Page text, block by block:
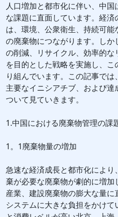
人口増加と都市化に伴い、中
な課題に直面しています。経
は、環境、公衆衛生、持続可
の廃棄物につながります。し
の削減、リサイクル、効率的
を目的とした戦略を実施し、
り組んでいます。この記事では
主要なイニシアチブ、および
ついて見ていきます。
1.中国における廃棄物管理の課
1。1廃棄物量の増加
急速な経済成長と都市化によ
棄が必要な廃棄物が劇的に増加
産業、建設廃棄物の膨大な量
システムに大きな負担をかけ